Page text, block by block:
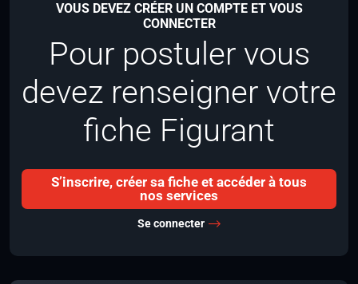
VOUS DEVEZ CRÉER UN COMPTE ET VOUS
CONNECTER
Pour postuler vous
devez renseigner votre
fiche Figurant
S’inscrire, créer sa fiche et accéder à tous
nos services
Se connecter